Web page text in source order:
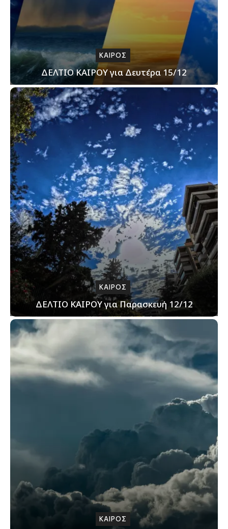
ΚΑΙΡΟΣ
ΔΕΛΤΙΟ ΚΑΙΡΟΥ για Δευτέρα 15/12
ΚΑΙΡΟΣ
ΔΕΛΤΙΟ ΚΑΙΡΟΥ για Παρασκευή 12/12
ΚΑΙΡΟΣ